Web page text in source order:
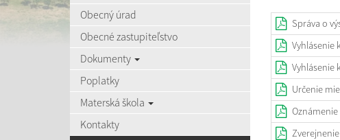
Obecný úrad
Obecné zastupiteľstvo
Dokumenty
Poplatky
Materská škola
Kontakty
Správa o
Vyhlásenie
Vyhlásenie
Určenie